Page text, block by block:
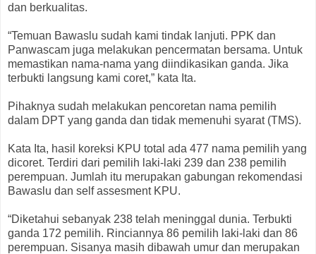
dan berkualitas.
“Temuan Bawaslu sudah kami tindak lanjuti. PPK dan
Panwascam juga melakukan pencermatan bersama. Untuk
memastikan nama-nama yang diindikasikan ganda. Jika
terbukti langsung kami coret,” kata Ita.
Pihaknya sudah melakukan pencoretan nama pemilih
dalam DPT yang ganda dan tidak memenuhi syarat (TMS).
Kata Ita, hasil koreksi KPU total ada 477 nama pemilih yang
dicoret. Terdiri dari pemilih laki-laki 239 dan 238 pemilih
perempuan. Jumlah itu merupakan gabungan rekomendasi
Bawaslu dan self assesment KPU.
“Diketahui sebanyak 238 telah meninggal dunia. Terbukti
ganda 172 pemilih. Rinciannya 86 pemilih laki-laki dan 86
perempuan. Sisanya masih dibawah umur dan merupakan